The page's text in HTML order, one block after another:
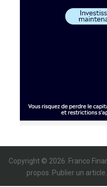
Copyright © 2026. Franco
propos. Publier un article.